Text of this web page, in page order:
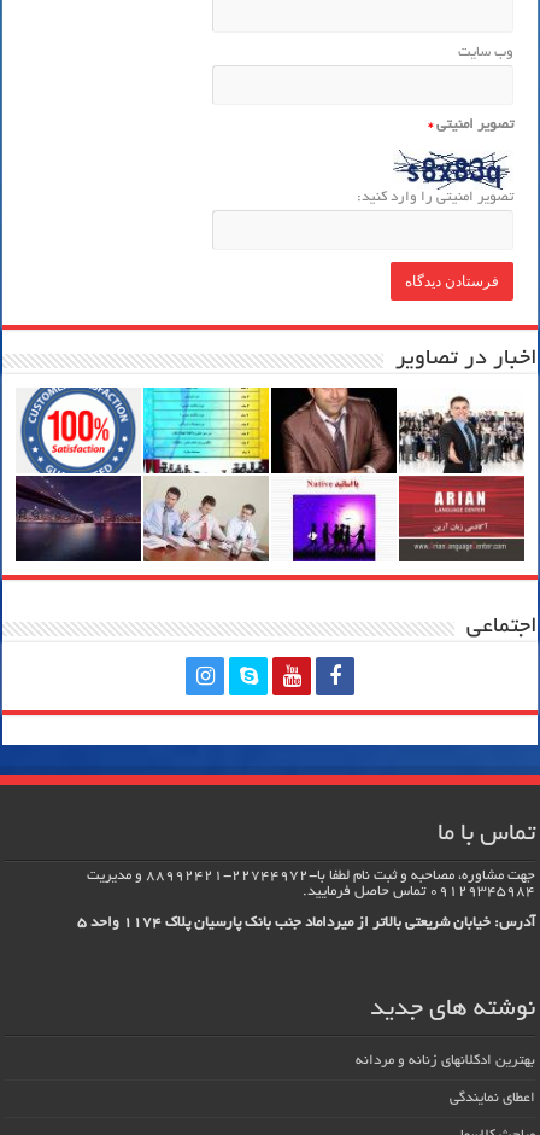
وب‌ سایت
تصویر امنیتی*
تصویر امنیتی را وارد کنید:
اخبار در تصاویر
اجتماعی
تماس با ما
جهت مشاوره، مصاحبه و ثبت نام لطفا با-22744972-88992421 و مدیریت
09129345984 تماس حاصل فرماييد.
آدرس: خیابان شریعتی بالاتر از میرداماد جنب بانک پارسیان پلاک 1174 واحد 5
نوشته های جدید
بهترین ادکلانهای زنانه و مردانه
اعطای نمایندگی